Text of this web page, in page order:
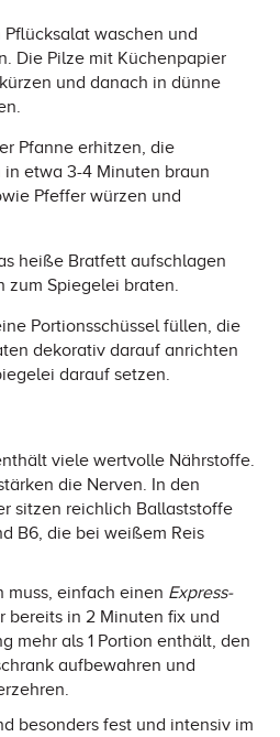
waschen und
Die Pilze mit Küchenpapier
und danach in dünne
Pfanne erhitzen, die
in etwa 3-4 Minuten braun
Pfeffer würzen und
heiße Bratfett aufschlagen
zum Spiegelei braten.
Portionsschüssel füllen, die
dekorativ darauf anrichten
darauf setzen.
viele wertvolle Nährstoffe.
die Nerven. In den
sitzen reichlich Ballaststoffe
B6, die bei weißem Reis
muss, einfach einen Express-
bereits in 2 Minuten fix und
mehr als 1 Portion enthält, den
aufbewahren und
besonders fest und intensiv im